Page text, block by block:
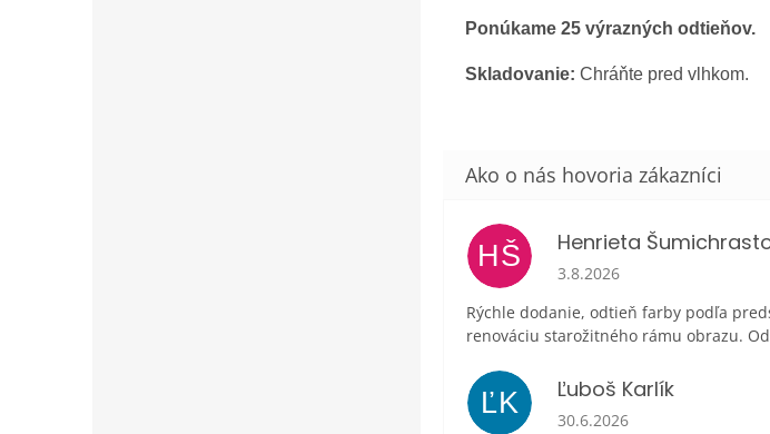
Ponúkame 25 výrazných odtieňov.
Skladovanie: Chráňte pred vlhkom.
HŠ Henrieta
Hodnotenie obchodu je 5 z 5
3.8.2026
Rýchle dodanie, odtieň farby podľa
renováciu starožitného rámu obrazu.
ĽK Ľuboš Karlík
Hodnotenie obchodu je 5 z 5
30.6.2026